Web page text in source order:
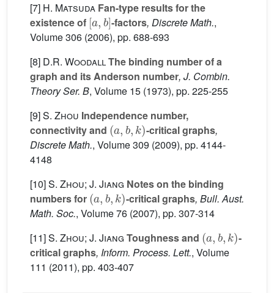
[7] H. Matsuda Fan-type results for the
existence of
[a,b]
-factors, Discrete Math.,
Volume 306 (2006), pp. 688-693
[8] D.R. WoodallThe binding number of a
graph and its Anderson number, J. Combin.
Theory Ser. B, Volume 15 (1973), pp. 225-255
[9]S. Zhou Independence number,
connectivity and
(a,b,k)
-critical graphs,
Discrete Math., Volume 309 (2009), pp. 4144-
4148
[10]S. Zhou; J. Jiang Notes on the binding
numbers for
(a,b,k)
-critical graphs, Bull. Aust.
Math. Soc., Volume 76 (2007), pp. 307-314
[11]S. Zhou; J. Jiang Toughness and
( )
-
critical graphs, Inform. Process. Lett., Volume
111 (2011), pp. 403-407